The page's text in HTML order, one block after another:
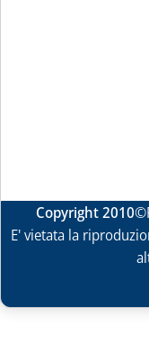
Copyright 2010
E' vietata la